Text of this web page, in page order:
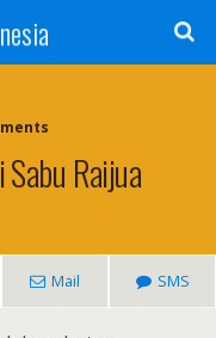
Raijua
Mail SMS